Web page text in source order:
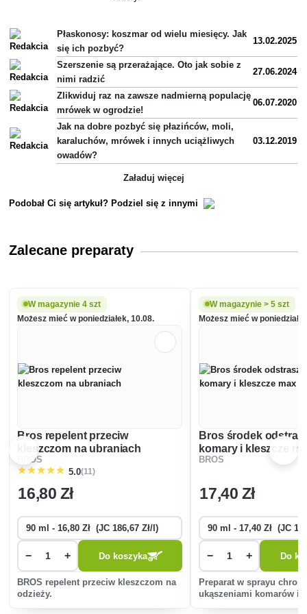
Płaskonosy: koszmar od wielu miesięcy. Jak
się ich pozbyć?
13.02.2025
Szerszenie są przerażające. Oto jak sobie z
nimi radzić
27.06.2024
Zlikwiduj raz na zawsze nadmierną populację
mrówek w ogrodzie!
06.07.2020
Jak na dobre pozbyć się płazińców, moli,
karaluchów, mrówek i innych uciążliwych
owadów?
03.12.2019
Załaduj więcej
Podobał Ci się artykuł? Podziel się z innymi
Zalecane preparaty
W magazynie 4 szt
Możesz mieć w poniedziałek, 10.08.
Bros repelent przeciw
kleszczom na ubraniach
BROS
5.0(11)
16,80 Zł
− + Do koszyka
BROS repelent przeciw kleszczom na
odzieży.
W magazynie > 5 szt
Możesz mieć w
Bros środek
komary i kleszcze
BROS
17,40 Zł
− + Do
Preparat w sprayu
ukąszeniami komarów i